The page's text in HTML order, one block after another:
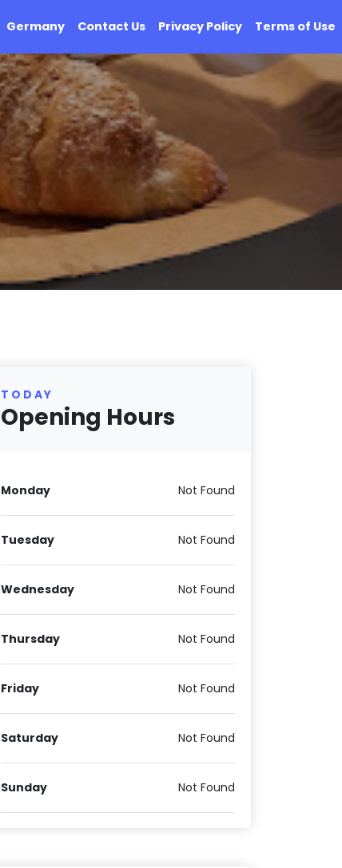
Germany Contact Us Privacy Policy Terms of Use
TODAY
Opening Hours
Monday Not Found
Tuesday Not Found
Wednesday Not Found
Thursday Not Found
Friday Not Found
Saturday Not Found
Sunday Not Found